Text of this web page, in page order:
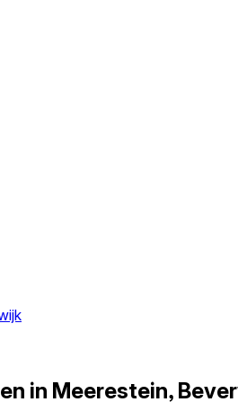
in Meerestein,